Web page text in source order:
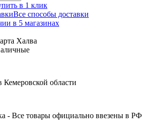
в 1 клик
Все способы доставки
в 5 магазинах
Халва
Кемеровской области
- Все товары официально ввезены в РФ